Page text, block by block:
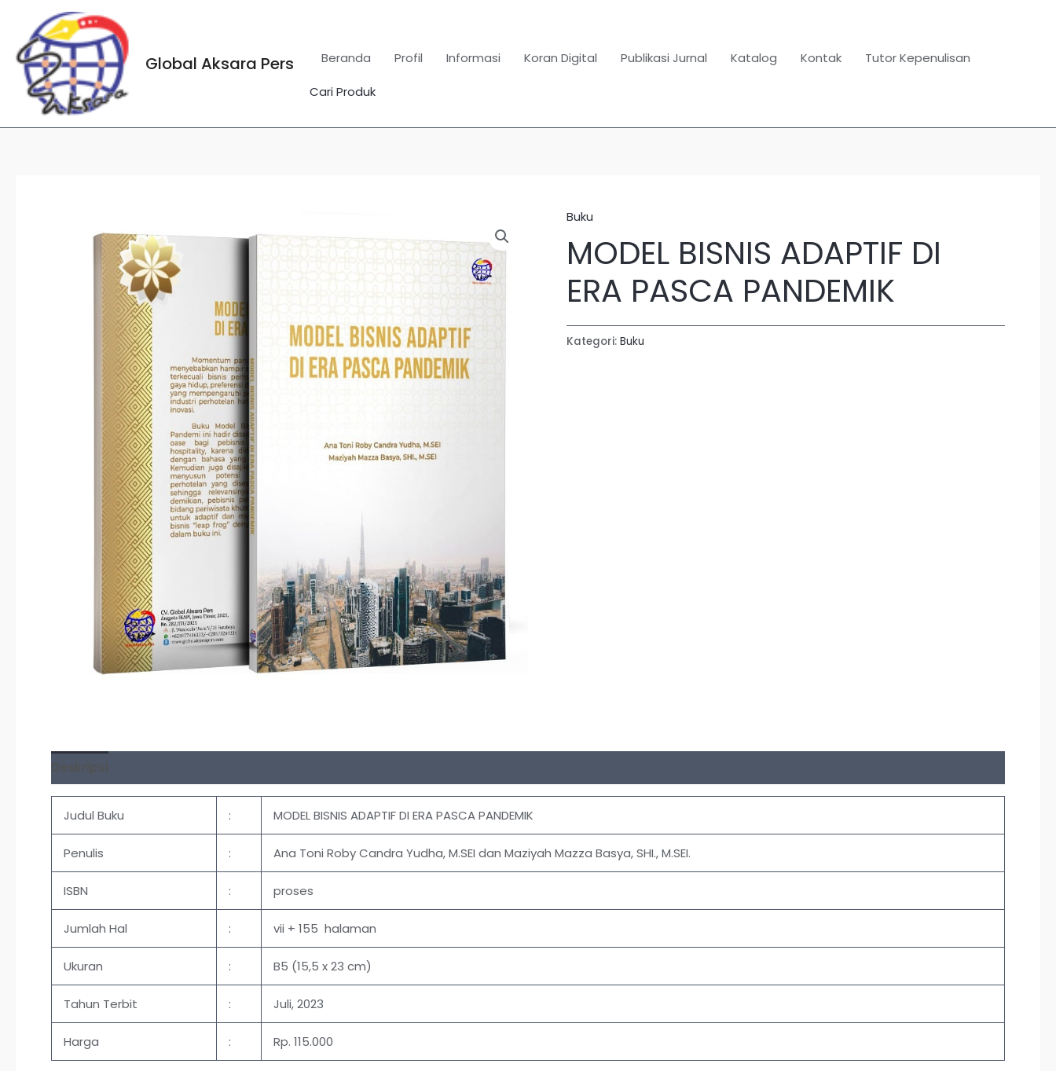
konten
Global Aksara Pers Beranda Profil Informasi Koran Digital Publikasi Jurnal Katalog Kontak Tutor Kepenulisan
Cari ProdukSearch
Buku
MODEL BISNIS ADAPTIF DI
ERA PASCA PANDEMIK
Kategori: Buku
Deskripsi
Judul Buku : MODEL BISNIS ADAPTIF DI ERA PASCA PANDEMIK
Penulis : Ana Toni Roby Candra Yudha, M.SEI dan Maziyah Mazza Basya, SHI., M.SEI.
ISBN : proses
Jumlah Hal : vii + 155 halaman
Ukuran : B5 (15,5 x 23 cm)
Tahun Terbit : Juli, 2023
Harga : Rp. 115.000